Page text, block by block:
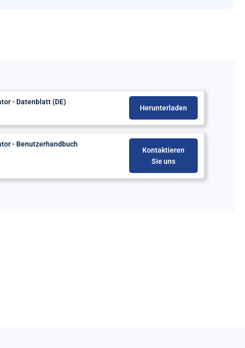
- Datenblatt (DE)
Herunterladen
- Benutzerhandbuch
Kontaktieren
Sie uns